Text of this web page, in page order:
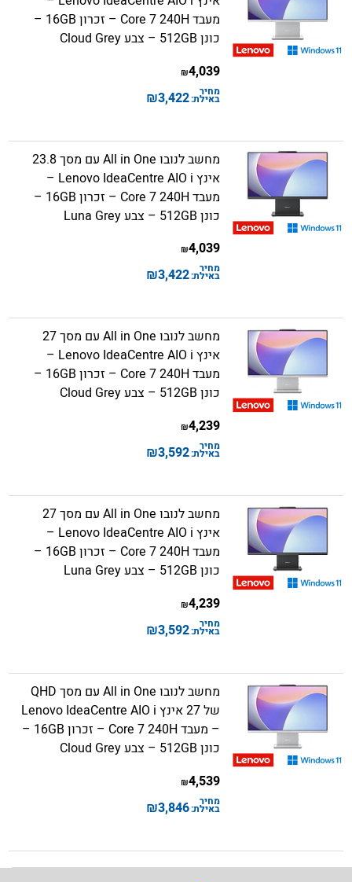
מעבד Core 7 240H – זכרון 16GB –
כונן 512GB – צבע Cloud Grey
4,039
₪
מחיר
באילת:3,422
₪
מחשב לנובו All in One עם מסך 23.8
אינץ Lenovo IdeaCentre AIO i –
מעבד Core 7 240H – זכרון 16GB –
כונן 512GB – צבע Luna Grey
4,039
₪
מחיר
באילת:3,422
₪
מחשב לנובו All in One עם מסך 27
אינץ Lenovo IdeaCentre AIO i –
מעבד Core 7 240H – זכרון 16GB –
כונן 512GB – צבע Cloud Grey
4,239
₪
מחיר
באילת:3,592
₪
מחשב לנובו All in One עם מסך 27
אינץ Lenovo IdeaCentre AIO i –
מעבד Core 7 240H – זכרון 16GB –
כונן 512GB – צבע Luna Grey
4,239
₪
מחיר
באילת:3,592
₪
מחשב לנובו All in One עם מסך QHD
של 27 אינץ Lenovo IdeaCentre AIO i
– מעבד Core 7 240H – זכרון 16GB –
כונן 512GB – צבע Cloud Grey
4,539
₪
מחיר
באילת:3,846
₪